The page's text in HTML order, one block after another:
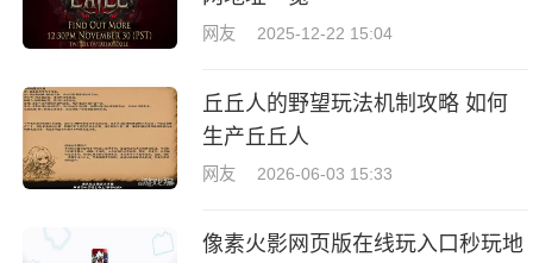
网友 2025-12-22 15:04
丘丘人的野望玩法机制攻略 如何
生产丘丘人
网友 2026-06-03 15:33
像素火影网页版在线玩入口秒玩地